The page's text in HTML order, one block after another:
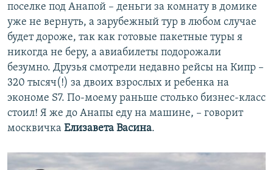
поселке под Анапой – деньги за комнату в домике
уже не вернуть, а зарубежный тур в любом случае
будет дороже, так как готовые пакетные туры я
никогда не беру, а авиабилеты подорожали
безумно. Друзья смотрели недавно рейсы на Кипр –
320 тысяч(!) за двоих взрослых и ребенка на
экономе S7. По-моему раньше столько бизнес-класс
стоил! Я же до Анапы еду на машине, – говорит
москвичка Елизавета Васина.